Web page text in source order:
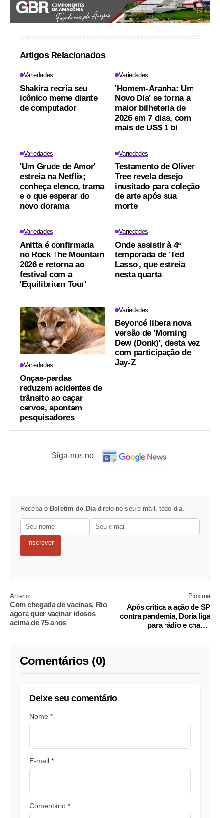
Artigos Relacionados
Variedades
Shakira recria seu
icônico meme diante
de computador
Variedades
'Homem-Aranha: Um
Novo Dia' se torna a
maior bilheteria de
2026 em 7 dias, com
mais de US$ 1 bi
Variedades
'Um Grude de Amor'
estreia na Netflix;
conheça elenco, trama
e o que esperar do
novo dorama
Variedades
Testamento de Oliver
Tree revela desejo
inusitado para coleção
de arte após sua
morte
Variedades
Anitta é confirmada
no Rock The Mountain
2026 e retorna ao
festival com a
'Equilibrium Tour'
Variedades
Onde assistir à 4ª
temporada de 'Ted
Lasso', que estreia
nesta quarta
Variedades
Onças-pardas
reduzem acidentes de
trânsito ao caçar
cervos, apontam
pesquisadores
Variedades
Beyoncé libera nova
versão de 'Morning
Dew (Donk)', desta vez
com participação de
Jay-Z
Siga-nos no
Receba o Boletim do Diadireto no seu e-mail, todo dia.
Inscrever
Anterior
Com chegada de vacinas, Rio
agora quer vacinar idosos
acima de 75 anos
Próxima
Após crítica a ação de SP
contra pandemia, Doria liga
para rádio e chama
Comentários (0)
Deixe seu comentário
Nome *
E-mail *
Comentário *